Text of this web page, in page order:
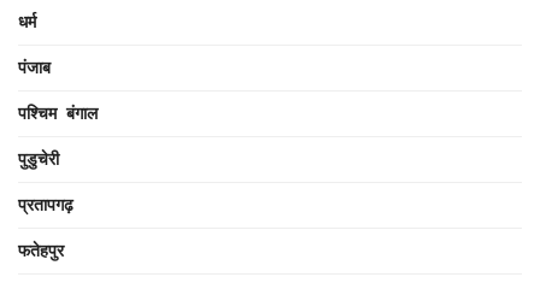
धर्म
पंजाब
पश्चिम बंगाल
पुडुचेरी
प्रतापगढ़
फतेहपुर